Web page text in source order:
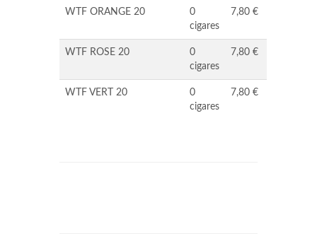
WTF ORANGE 20
0
cigares
7,80 €
WTF ROSE 20
0
cigares
7,80 €
WTF VERT 20
0
cigares
7,80 €